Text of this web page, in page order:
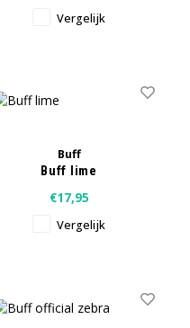
Vergelijk
Buff
Buff lime
€17,95
Vergelijk